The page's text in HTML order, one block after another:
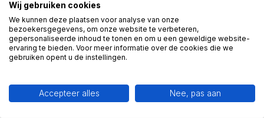
Kandelaar (9)
Heeft u een vraag over dit
Wij assisteren u graag via 06-23643267
Wij gebruiken cookies
We kunnen deze plaatsen voor analyse van onze
bezoekersgegevens, om onze website te verbeteren,
gepersonaliseerde inhoud te tonen en om u een geweldige website-
ervaring te bieden. Voor meer informatie over de cookies die we
gebruiken opent u de instellingen.
Accepteer alles Nee, pas aan